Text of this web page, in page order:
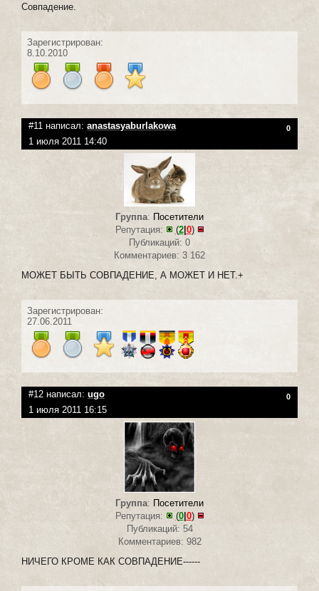
Совпадение.
Зарегистрирован:
8.10.2010
#11 написал: anastasyaburlakowa 0
1 июля 2011 14:40
Группа: Посетители
Репутация:
(2| 0)
Публикаций: 0
Комментариев: 3 162
МОЖЕТ БЫТЬ СОВПАДЕНИЕ, А МОЖЕТ И НЕТ.+
Зарегистрирован:
27.06.2011
#12 написал: ugo 0
1 июля 2011 16:15
Группа: Посетители
Репутация:
(0| 0)
Публикаций: 54
Комментариев: 982
НИЧЕГО КРОМЕ КАК СОВПАДЕНИЕ------